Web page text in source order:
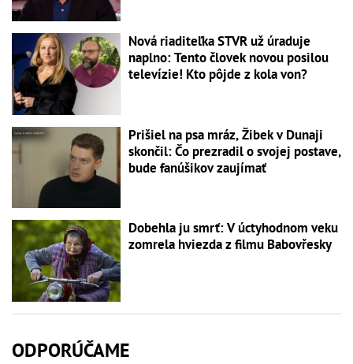
Nová riaditeľka STVR už úraduje
naplno: Tento človek novou posilou
televízie! Kto pôjde z kola von?
Prišiel na psa mráz, Žibek v Dunaji
skončil: Čo prezradil o svojej postave,
bude fanúšikov zaujímať
Dobehla ju smrť: V úctyhodnom veku
zomrela hviezda z filmu Babovřesky
ODPORÚČAME